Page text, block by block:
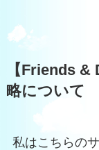
【Friends
略について
私はこちらの